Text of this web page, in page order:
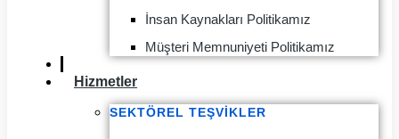
İnsan Kaynakları Politikamız
Müşteri Memnuniyeti Politikamız
Hizmetler
SEKTÖREL TEŞVIKLER